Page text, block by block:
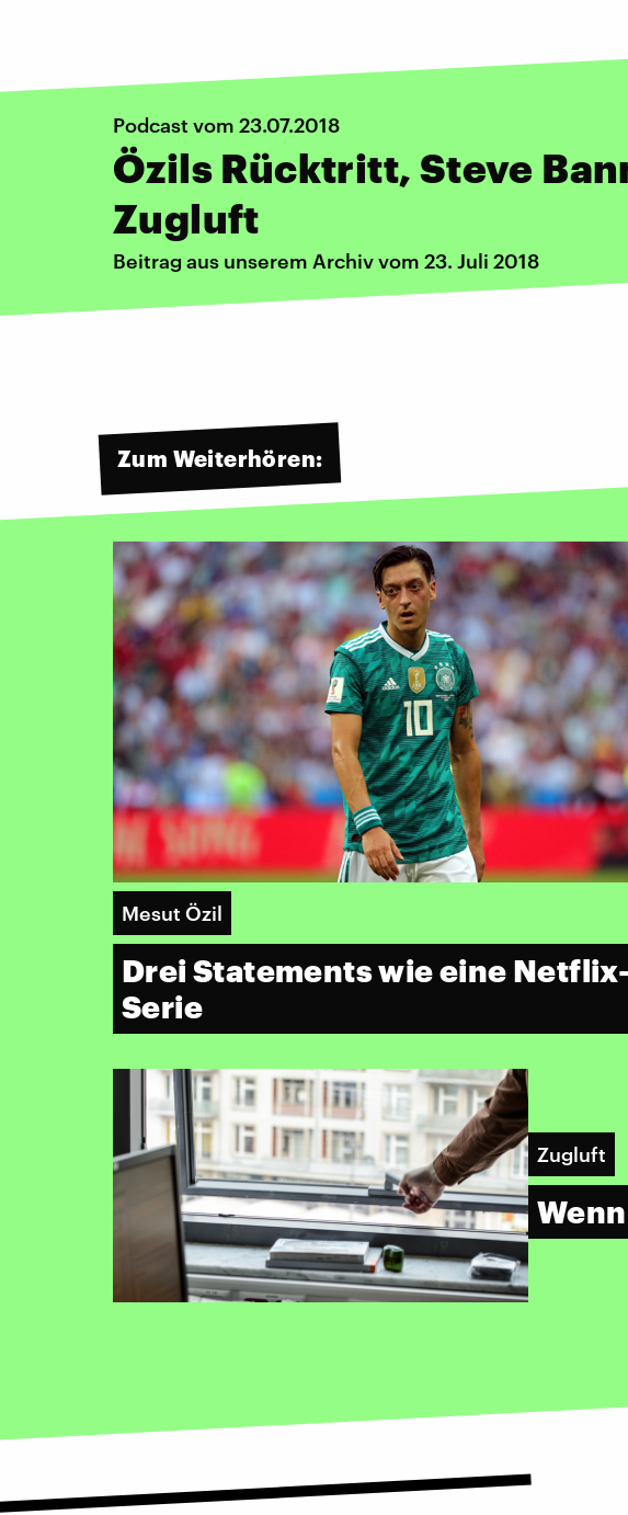
Podcast vom 23.07.2018
Özils Rücktritt, Steve
Zugluft
Beitrag aus unserem Archiv vom 23. Juli 2018
Zum Weiterhören:
Mesut Özil
Drei Statements wie eine Netflix-
Serie
Zugluft